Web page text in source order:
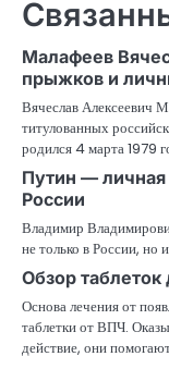
Малафеев
прыжков и
Вячеслав Алексеевич
титулованных
родился 4 марта 1979
Путин — личная
России
Владимир
не только в России, но
Обзор
Основа лечения от
таблетки от ВПЧ.
действие, они